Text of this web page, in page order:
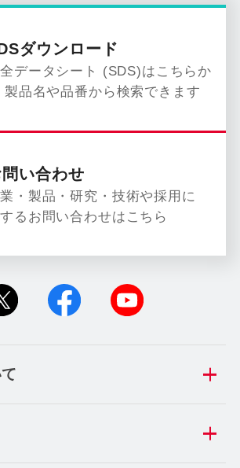
ダウンロード
データシート (SDS)はこちらか
製品名や品番から検索できます
い合わせ
・製品・研究・技術や採用に
るお問い合わせはこちら